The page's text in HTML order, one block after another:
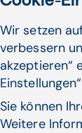
Wir setzen
verbessern
akzeptieren“
Sie können
Weitere